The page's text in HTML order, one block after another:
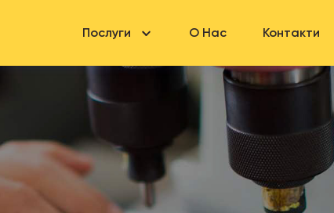
Послуги О Нас Контакти